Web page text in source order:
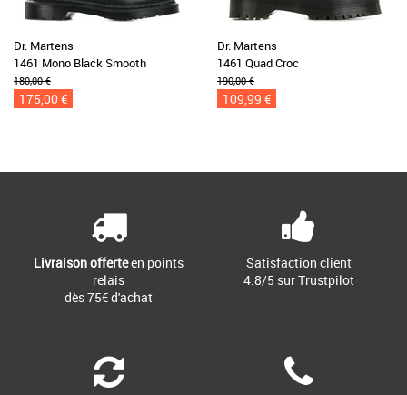
Dr. Martens
1461 Mono Black Smooth
180,00 €
175,00 €
Dr. Martens
1461 Quad Croc
190,00 €
109,99 €
Livraison offerteen points
relais
dès 75€ d'achat
Satisfaction client
4.8/5 sur Trustpilot